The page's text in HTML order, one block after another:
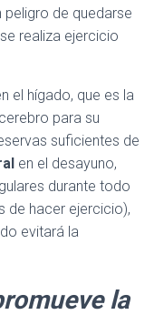
de quedarse
realiza ejercicio
el hígado, que es la
para su
suficientes de
en el desayuno,
durante todo
de hacer ejercicio),
evitará la
la